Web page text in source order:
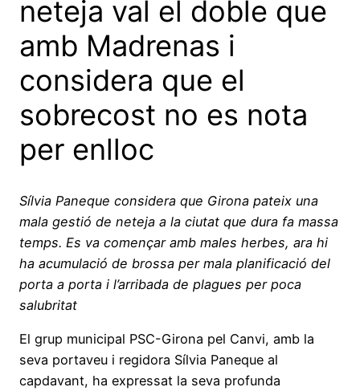
neteja val el doble que
amb Madrenas i
considera que el
sobrecost no es nota
per enlloc
Sílvia Paneque considera que Girona pateix una
mala gestió de neteja a la ciutat que dura fa massa
temps. Es va començar amb males herbes, ara hi
ha acumulació de brossa per mala planificació del
porta a porta i l’arribada de plagues per poca
salubritat
El grup municipal PSC-Girona pel Canvi, amb la
seva portaveu i regidora Sílvia Paneque al
capdavant, ha expressat la seva profunda